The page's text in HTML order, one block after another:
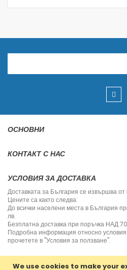
We use cookies to make your
S
g
o
O
N
s
e
t
t
e
r
:
ОСНОВНИ
КОНТАКТ С НАС
УСЛОВИЯ ЗА ДОСТАВКА
Доставката за България се извършва
Цените са както следва:
До всички населени места в България
лв.
Безплатна доставка при поръчка НАД
Подробна информация относно условия
прочетете в "Условия за ползване".